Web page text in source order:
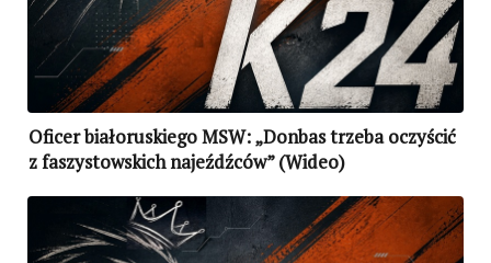
Oficer białoruskiego MSW: „Donbas trzeba oczyścić
z faszystowskich najeźdźców” (Wideo)